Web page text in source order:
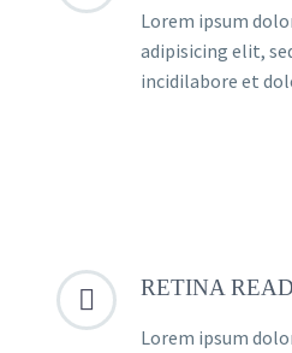
Lorem ipsum
adipisicing elit,
incidilabore et

 RETINA
Lorem ipsum